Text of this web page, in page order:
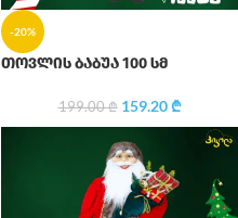
-20%
თოვლის ბაბუა 100 სმ
199.00₾ 159.20₾